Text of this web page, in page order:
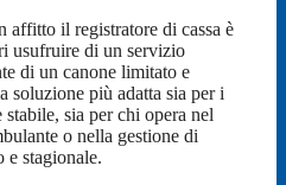
affitto il registratore di cassa è
usufruire di un servizio
di un canone limitato e
soluzione più adatta sia per i
sia per chi opera nel
o nella gestione di
e stagionale.